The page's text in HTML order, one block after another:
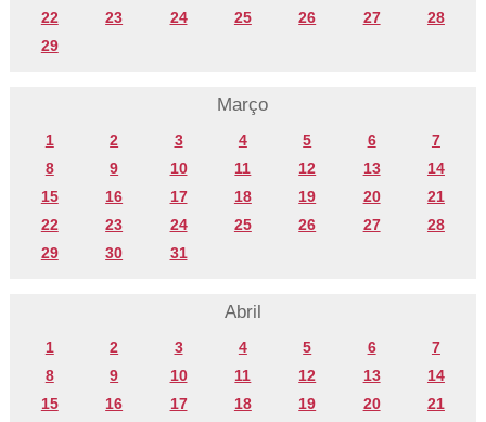
22
23 24 25 26 27
28
29
Março
1 2 3 4 5 6
7
8
9 10 11 12 13
14
15
16 17 18 19 20
21
22
23 24 25 26 27
28
29
30 31
Abril
1 2 3 4 5 6
7
8
9 10 11 12 13
14
15
16 17 18 19 20
21